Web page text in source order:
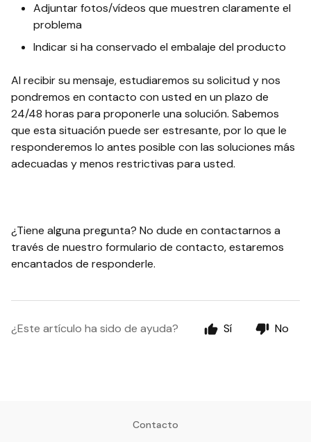
Adjuntar fotos/vídeos que muestren claramente el
problema
Indicar si ha conservado el embalaje del producto
Al recibir su mensaje, estudiaremos su solicitud y nos
pondremos en contacto con usted en un plazo de
24/48 horas para proponerle una solución. Sabemos
que esta situación puede ser estresante, por lo que le
responderemos lo antes posible con las soluciones más
adecuadas y menos restrictivas para usted.
¿Tiene alguna pregunta? No dude en contactarnos a
través de nuestro formulario de contacto, estaremos
encantados de responderle.
¿Este artículo ha sido de ayuda? Sí No
Contacto